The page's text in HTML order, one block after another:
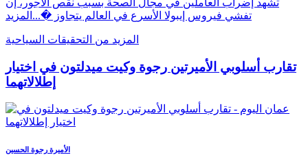
تفشي فيروس إيبولا الأسرع في العالم يتجاوز �... المزيد
المزيد من التحقيقات السياحية
تقارب أسلوبي الأميرتين رجوة وكيت ميدلتون في اختيار
إطلالاتهما
الأميرة رجوة الحسين